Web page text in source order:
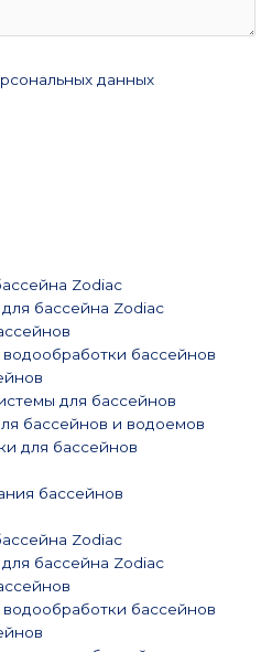
данных
Zodiac
бассейна Zodiac
бассейнов
для бассейнов
бассейнов и водоемов
для бассейнов
бассейнов
Zodiac
бассейна Zodiac
бассейнов